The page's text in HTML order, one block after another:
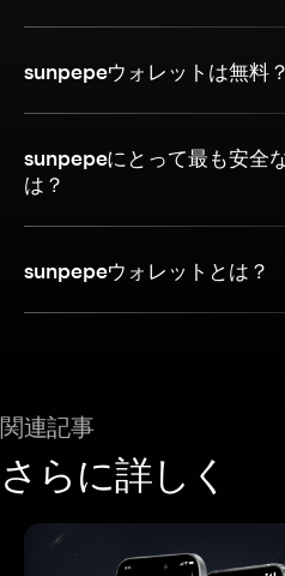
sunpepeウォレットは無料？
sunpepeにとって最も安全
は？
sunpepeウォレットとは？
関連記事
さらに詳しく